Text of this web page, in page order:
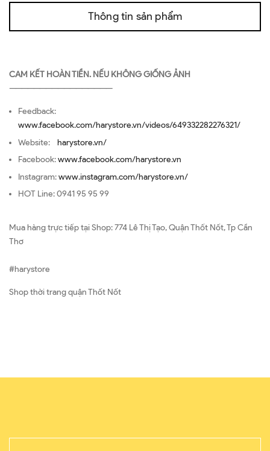
Thông tin sản phẩm
CAM KẾT HOÀN TIỀN. NẾU KHÔNG GIỐNG ẢNH
—————————————————
Feedback:
www.facebook.com/harystore.vn/videos/649332282276321/
Website: harystore.vn/
Facebook:www.facebook.com/harystore.vn
Instagram:www.instagram.com/harystore.vn/
HOT Line: 0941 95 95 99
Mua hàng trực tiếp tại Shop: 774 Lê Thị Tạo, Quận Thốt Nốt, Tp Cần
Thơ
#harystore
Shop thời trang quận Thốt Nốt